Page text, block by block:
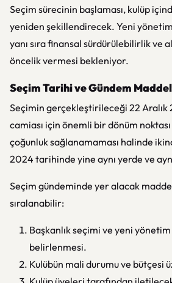
Seçim sürecinin başlaması, kulüp
yeniden şekillendirecek. Yeni
yanı sıra finansal sürdürülebilirlik ve
öncelik vermesi bekleniyor.
Seçim Tarihi ve Gündem
Seçimin gerçekleştirileceği 22
camiası için önemli bir dönüm
çoğunluk sağlanamaması halinde
2024 tarihinde yine aynı yerde ve
Seçim gündeminde yer alacak
sıralanabilir:
Başkanlık seçimi ve yeni
belirlenmesi.
Kulübün mali durumu ve bütçesi